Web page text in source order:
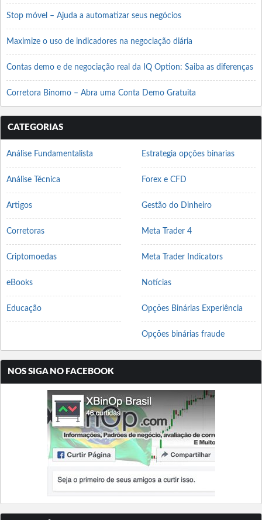
Stop móvel – Ajuda a automatizar seus negócios
Maximize o uso de indicadores na negociação diária
Contas demo e de negociação real da IQ Option: Saiba as diferenças
Corretora Binomo – Abra uma Conta Demo Gratuita
CATEGORIAS
Análise Fundamentalista
Análise Técnica
Artigos
Corretoras
Criptomoedas
eBooks
Educação
Estrategia opções binarias
Forex e CFD
Gestão do Dinheiro
Meta Trader 4
Meta Trader Indicators
Notícias
Opções Binárias Experiência
Opções binárias fraude
NOS SIGA NO FACEBOOK